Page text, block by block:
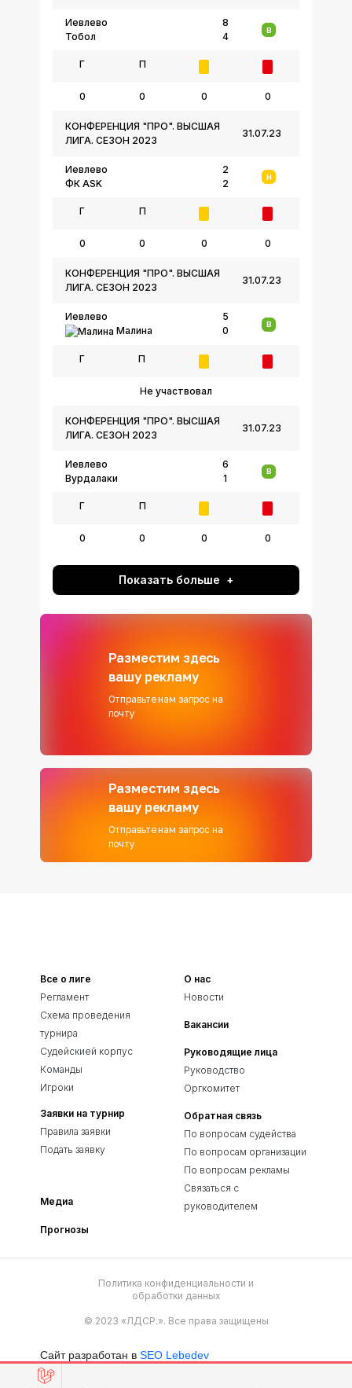
Иевлево
Тобол
8
4
В
Г П
0 0 0 0
31.07.23
КОНФЕРЕНЦИЯ "ПРО". ВЫСШАЯ
ЛИГА. СЕЗОН 2023
Иевлево
ФК ASK
2
2
Н
Г П
0 0 0 0
31.07.23
КОНФЕРЕНЦИЯ "ПРО". ВЫСШАЯ
ЛИГА. СЕЗОН 2023
Иевлево
Малина
5
0
В
Г П
Не участвовал
31.07.23
КОНФЕРЕНЦИЯ "ПРО". ВЫСШАЯ
ЛИГА. СЕЗОН 2023
Иевлево
Вурдалаки
6
1
В
Г П
0 0 0 0
Показать больше
Разместим здесь
вашу рекламу
Отправьте нам запрос на
почту
Разместим здесь
вашу рекламу
Отправьте нам запрос на
почту
Все о лиге
Регламент
Схема проведения
турнира
Судейскией корпус
Команды
Игроки
Заявки на турнир
Правила заявки
Подать заявку
Медиа
Прогнозы
О нас
Новости
Вакансии
Руководящие лица
Руководство
Оргкомитет
Обратная связь
По вопросам судейства
По вопросам организации
По вопросам рекламы
Связаться с
руководителем
Политика конфиденциальности и
обработки данных
© 2023 «ЛДСР.». Все права защищены
Сайт разработан в SEO Lebedev